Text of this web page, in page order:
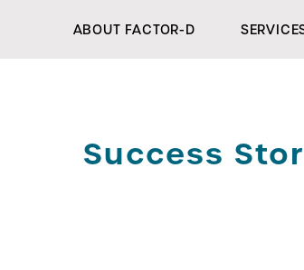
ABOUT FACTOR-D
Success